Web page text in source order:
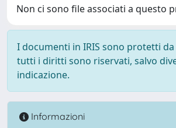
Non ci sono file associati a questo
I documenti in IRIS sono protetti
tutti i diritti sono riservati, salvo
indicazione.
Informazioni